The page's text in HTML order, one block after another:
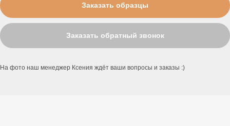
Заказать образцы
Заказать обратный звонок
На фото наш менеджер Ксения ждёт ваши вопросы и заказы :)